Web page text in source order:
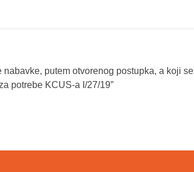
putem otvorenog postupka, a koji se
potrebe KCUS-a I/27/19”